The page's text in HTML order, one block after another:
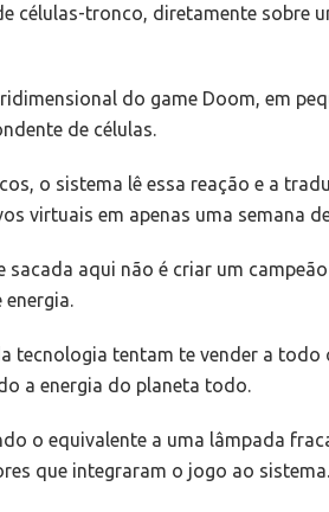
células-tronco, diretamente sobre
do game Doom, em
de células.
o sistema lê essa reação e a
virtuais em apenas uma semana
aqui não é criar um
energia.
tecnologia tentam te vender a
a energia do planeta todo.
o equivalente a uma lâmpada
que integraram o jogo ao sistema.